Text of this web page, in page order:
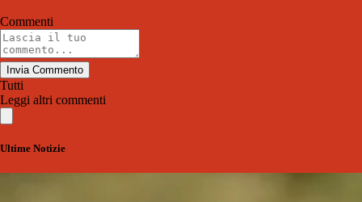
Commenti
Invia Commento
Tutti
Leggi altri commenti
Ultime Notizie